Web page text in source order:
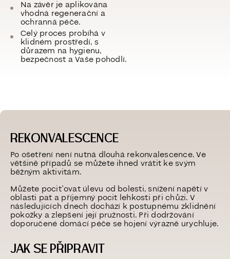
Na závěr je aplikována
vhodná regenerační a
ochranná péče.
Celý proces probíhá v
klidném prostředí, s
důrazem na hygienu,
bezpečnost a Vaše pohodlí.
REKONVALESCENCE
Po ošetření není nutná dlouhá rekonvalescence. Ve
většině případů se můžete ihned vrátit ke svým
běžným aktivitám.
Můžete pociťovat úlevu od bolesti, snížení napětí v
oblasti pat a příjemný pocit lehkosti při chůzi. V
následujících dnech dochází k postupnému zklidnění
pokožky a zlepšení její pružnosti. Při dodržování
doporučené domácí péče se hojení výrazně urychluje.
JAK SE PŘIPRAVIT